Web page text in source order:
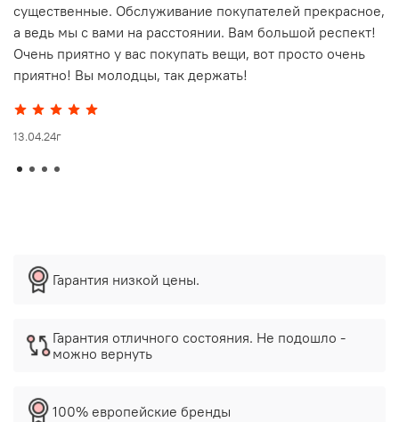
существенные. Обслуживание покупателей прекрасное,
а ведь мы с вами на расстоянии. Вам большой респект!
Очень приятно у вас покупать вещи, вот просто очень
приятно! Вы молодцы, так держать!
13.04.24г
Гарантия низкой цены.
Гарантия отличного состояния. Не подошло -
можно вернуть
100% европейские бренды